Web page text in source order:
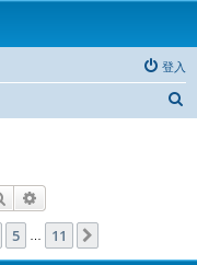
登入
搜尋
5 11